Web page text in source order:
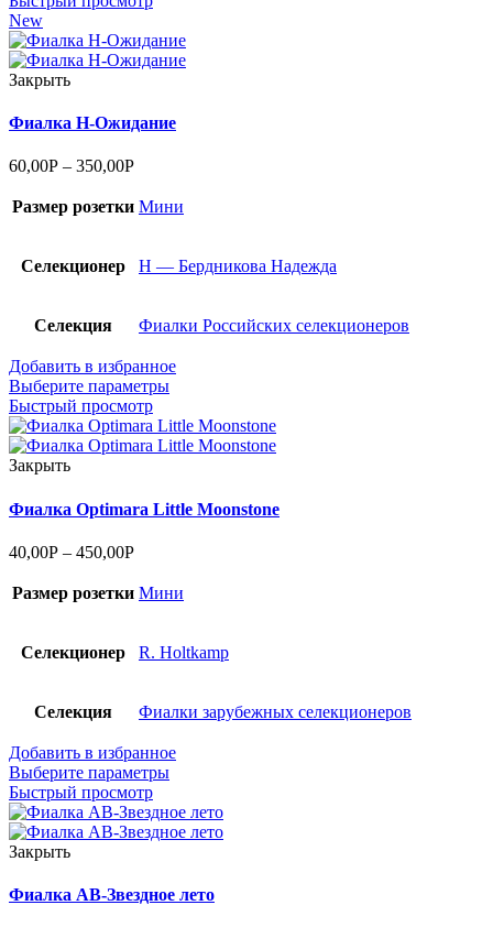
New
Закрыть
Фиалка Н-Ожидание
60,00Р – 350,00Р
Размер розетки Мини
Селекционер Н — Бердникова Надежда
Селекция Фиалки Российских селекционеров
Добавить в избранное
Выберите параметры
Быстрый просмотр
Закрыть
Фиалка Optimara Little Moonstone
40,00Р – 450,00Р
Размер розетки Мини
Селекционер R. Holtkamp
Селекция Фиалки зарубежных селекционеров
Добавить в избранное
Выберите параметры
Быстрый просмотр
Закрыть
Фиалка АВ-Звездное лето